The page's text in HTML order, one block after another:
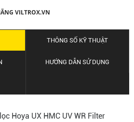
VILTROX.VN
THÔNG SỐ KỸ THUẬT
HƯỚNG DẪN SỬ DỤNG
Hoya UX HMC UV WR Filter